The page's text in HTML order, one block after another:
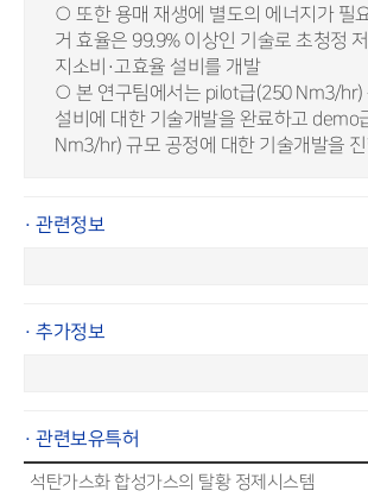
○ 또한 용매 재생에 별도의 에너지가 필
거 효율은 99.9% 이상인 기술로 초청정
지소비·고효율 설비를 개발
○ 본 연구팀에서는 pilot급(250 Nm3/hr)
설비에 대한 기술개발을 완료하고 demo
Nm3/hr) 규모 공정에 대한 기술개발을
· 관련정보
· 추가정보
· 관련보유특허
석탄가스화 합성가스의 탈황 정제시스템